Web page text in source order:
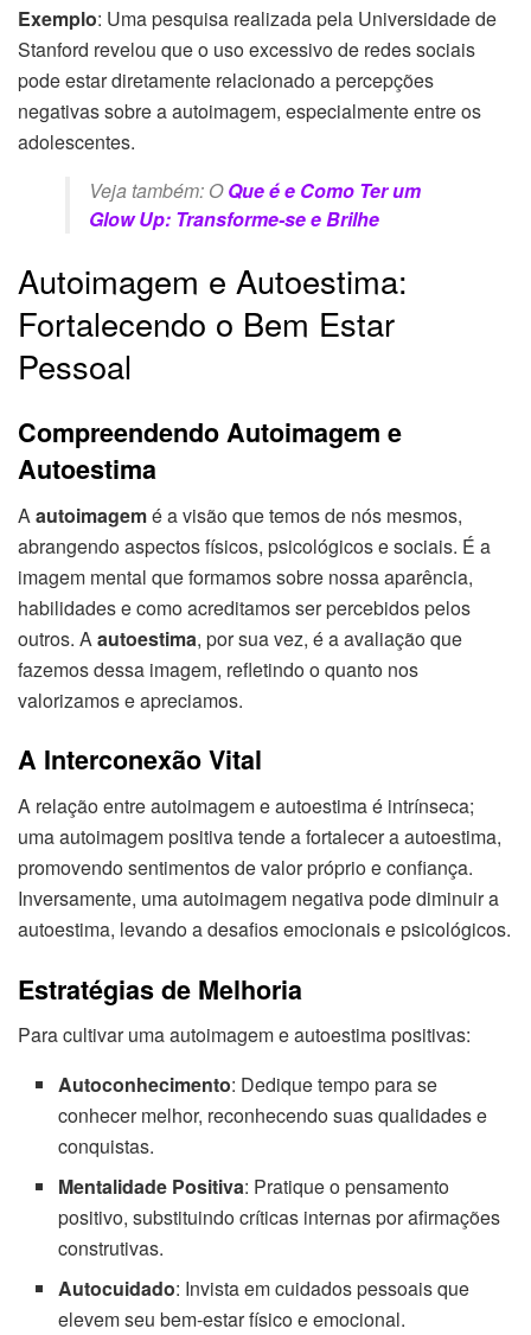
Exemplo: Uma pesquisa realizada pela Universidade de
Stanford revelou que o uso excessivo de redes sociais
pode estar diretamente relacionado a percepções
negativas sobre a autoimagem, especialmente entre os
adolescentes.
Veja também: OQue é e Como Ter um
Glow Up: Transforme-se e Brilhe
Autoimagem e Autoestima:
Fortalecendo o Bem Estar
Pessoal
Compreendendo Autoimagem e
Autoestima
A autoimagemé a visão que temos de nós mesmos,
abrangendo aspectos físicos, psicológicos e sociais. É a
imagem mental que formamos sobre nossa aparência,
habilidades e como acreditamos ser percebidos pelos
outros. A autoestima, por sua vez, é a avaliação que
fazemos dessa imagem, refletindo o quanto nos
valorizamos e apreciamos.
A Interconexão Vital
A relação entre autoimagem e autoestima é intrínseca;
uma autoimagem positiva tende a fortalecer a autoestima,
promovendo sentimentos de valor próprio e confiança.
Inversamente, uma autoimagem negativa pode diminuir a
autoestima, levando a desafios emocionais e psicológicos.
Estratégias de Melhoria
Para cultivar uma autoimagem e autoestima positivas:
Autoconhecimento: Dedique tempo para se
conhecer melhor, reconhecendo suas qualidades e
conquistas.
Mentalidade Positiva: Pratique o pensamento
positivo, substituindo críticas internas por afirmações
construtivas.
Autocuidado: Invista em cuidados pessoais que
elevem seu bem-estar físico e emocional.